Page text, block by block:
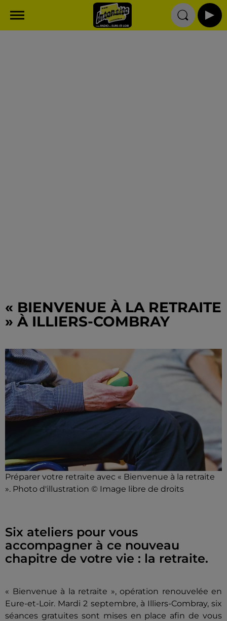
« BIENVENUE À LA RETRAITE
» À ILLIERS-COMBRAY
Préparer votre retraite avec « Bienvenue à la retraite
». Photo d'illustration © Image libre de droits
Six ateliers pour vous
accompagner à ce nouveau
chapitre de votre vie : la retraite.
« Bienvenue à la retraite », opération renouvelée en
Eure-et-Loir. Mardi 2 septembre, à Illiers-Combray, six
séances gratuites sont mises en place afin de vous